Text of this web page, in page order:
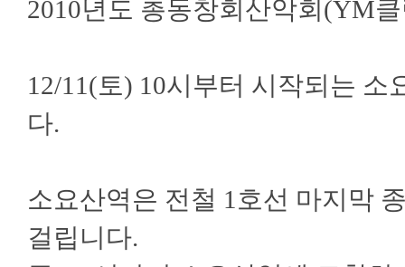
2010년도 총동창회산악회(YM
12/11(토) 10시부터 시작되는
다.
소요산역은 전철 1호선 마지막
걸립니다.